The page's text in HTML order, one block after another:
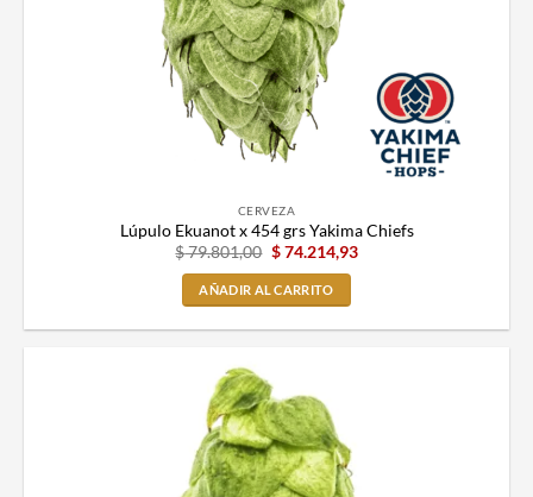
CERVEZA
Lúpulo Ekuanot x 454 grs Yakima Chiefs
$79.801,00 $74.214,93
AÑADIR AL CARRITO